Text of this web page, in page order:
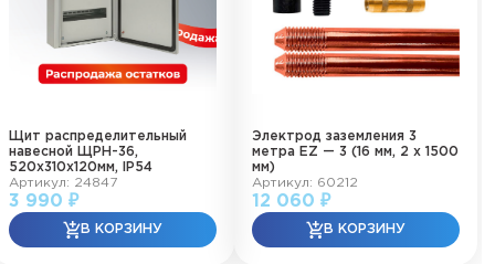
Щит распределительный
навесной ЩРН-36,
520х310х120мм, IP54
Артикул: 24847
3 990 ₽
Электрод заземления 3
метра EZ — 3 (16 мм, 2 х 1500
мм)
Артикул: 60212
12 060 ₽